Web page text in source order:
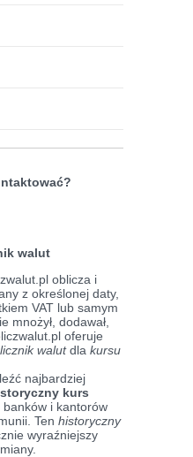
walut
oblicza i
z określonej daty,
VAT lub samym
mnożył, dodawał,
oferuje
walutdla kursu
najbardziej
kurs
banków i kantorów
Ten historyczny
wyraźniejszy